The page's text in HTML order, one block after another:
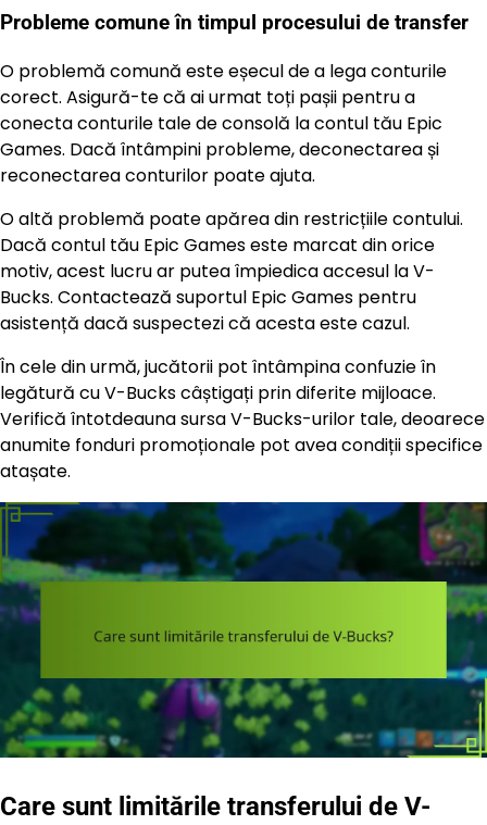
Probleme comune în timpul procesului de transfer
O problemă comună este eșecul de a lega conturile
corect. Asigură-te că ai urmat toți pașii pentru a
conecta conturile tale de consolă la contul tău Epic
Games. Dacă întâmpini probleme, deconectarea și
reconectarea conturilor poate ajuta.
O altă problemă poate apărea din restricțiile contului.
Dacă contul tău Epic Games este marcat din orice
motiv, acest lucru ar putea împiedica accesul la V-
Bucks. Contactează suportul Epic Games pentru
asistență dacă suspectezi că acesta este cazul.
În cele din urmă, jucătorii pot întâmpina confuzie în
legătură cu V-Bucks câștigați prin diferite mijloace.
Verifică întotdeauna sursa V-Bucks-urilor tale, deoarece
anumite fonduri promoționale pot avea condiții specifice
atașate.
Care sunt limitările transferului de V-